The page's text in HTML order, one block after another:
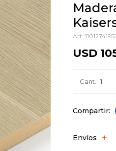
USD
1
Envíos